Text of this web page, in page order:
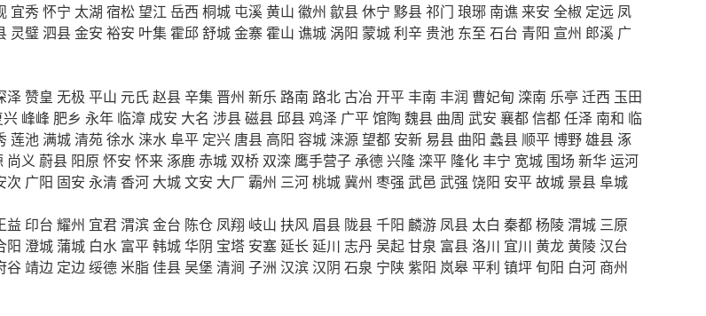
宜秀怀宁 太湖 宿松 望江 岳西 桐城 屯溪黄山 徽州 歙县休宁 黟县祁门 琅琊 南谯 来安 全椒 定远 凤
灵璧泗县金安 裕安 叶集 霍邱舒城金寨 霍山 谯城 涡阳 蒙城利辛 贵池 东至 石台 青阳 宣州 郎溪 广
泽 赞皇 无极 平山 元氏赵县辛集 晋州 新乐 路南 路北古冶 开平丰南 丰润 曹妃甸 滦南 乐亭 迁西 玉田
兴 峰峰 肥乡 永年 临漳 成安 大名 涉县磁县邱县鸡泽 广平馆陶 魏县 曲周 武安 襄都信都任泽 南和 临
莲池 满城清苑徐水 涞水阜平 定兴 唐县 高阳 容城 涞源望都 安新易县 曲阳 蠡县 顺平博野雄县涿
尚义 蔚县 阳原 怀安 怀来涿鹿赤城 双桥 双滦 鹰手营子承德兴隆 滦平 隆化丰宁 宽城 围场 新华运河
次 广阳 固安 永清 香河 大城文安 大厂 霸州 三河桃城冀州 枣强 武邑 武强 饶阳 安平故城 景县阜城
益 印台 耀州 宜君渭滨金台 陈仓 凤翔 岐山 扶风 眉县 陇县千阳 麟游 凤县 太白 秦都杨陵渭城 三原
阳 澄城蒲城 白水 富平韩城华阴 宝塔 安塞延长 延川 志丹吴起甘泉 富县洛川 宜川 黄龙黄陵汉台
谷靖边 定边绥德 米脂佳县吴堡 清涧 子洲 汉滨汉阴 石泉 宁陕紫阳 岚皋平利 镇坪旬阳 白河 商州